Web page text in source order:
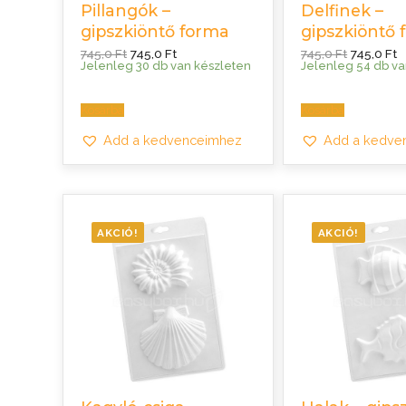
Pillangók –
gipszkiöntő forma
745,0Ft Original
price
was:
745,0 FtCurrent
price
Jelenleg 30 db van készleten
Add a kedvenceimhez
Delfinek –
gipszkiöntő
745,0Ft Original
price
was:
745,0Ft
Jelenleg 54 db
Add a
AKCIÓ! AKCIÓ!